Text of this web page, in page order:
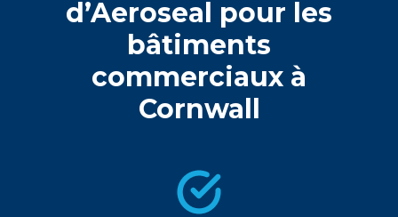
d’Aeroseal pour les
bâtiments
commerciaux à
Cornwall